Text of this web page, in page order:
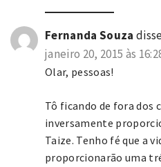
Fernanda Souza
janeiro 20, 2015 às
Olar, pessoas!
Tô ficando de fora
inversamente
Taize. Tenho fé que a
proporcionarão uma